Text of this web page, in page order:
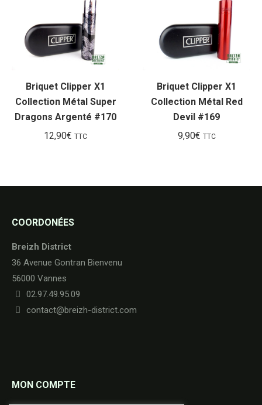
Briquet Clipper X1
Collection Métal Super
Dragons Argenté #170
12,90€ TTC
Briquet Clipper X1
Collection Métal Red
Devil #169
9,90€ TTC
COORDONÉES
Breizh District
36 Avenue Gontran Bienvenu
56000 Vannes
02.97.49.95.09
contact@breizh-district.com
MON COMPTE